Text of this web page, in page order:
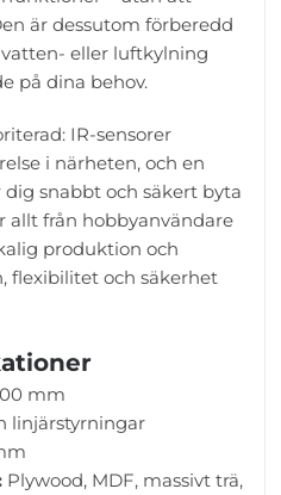
är dessutom förberedd
eller luftkylning
på dina behov.
IR-sensorer
i närheten, och en
snabbt och säkert byta
allt från hobbyanvändare
produktion och
flexibilitet och säkerhet
mm
linjärstyrningar
Plywood, MDF, massivt trä,